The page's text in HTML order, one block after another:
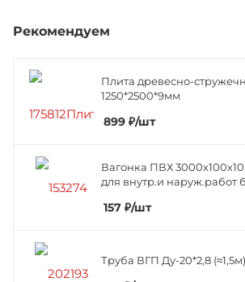
Рекомендуем
Плита древесно-
1250*2500*9мм
899 ₽/шт
Вагонка ПВХ
для внутр.и наруж.работ
157 ₽/шт
Труба ВГП Ду-20*2,8